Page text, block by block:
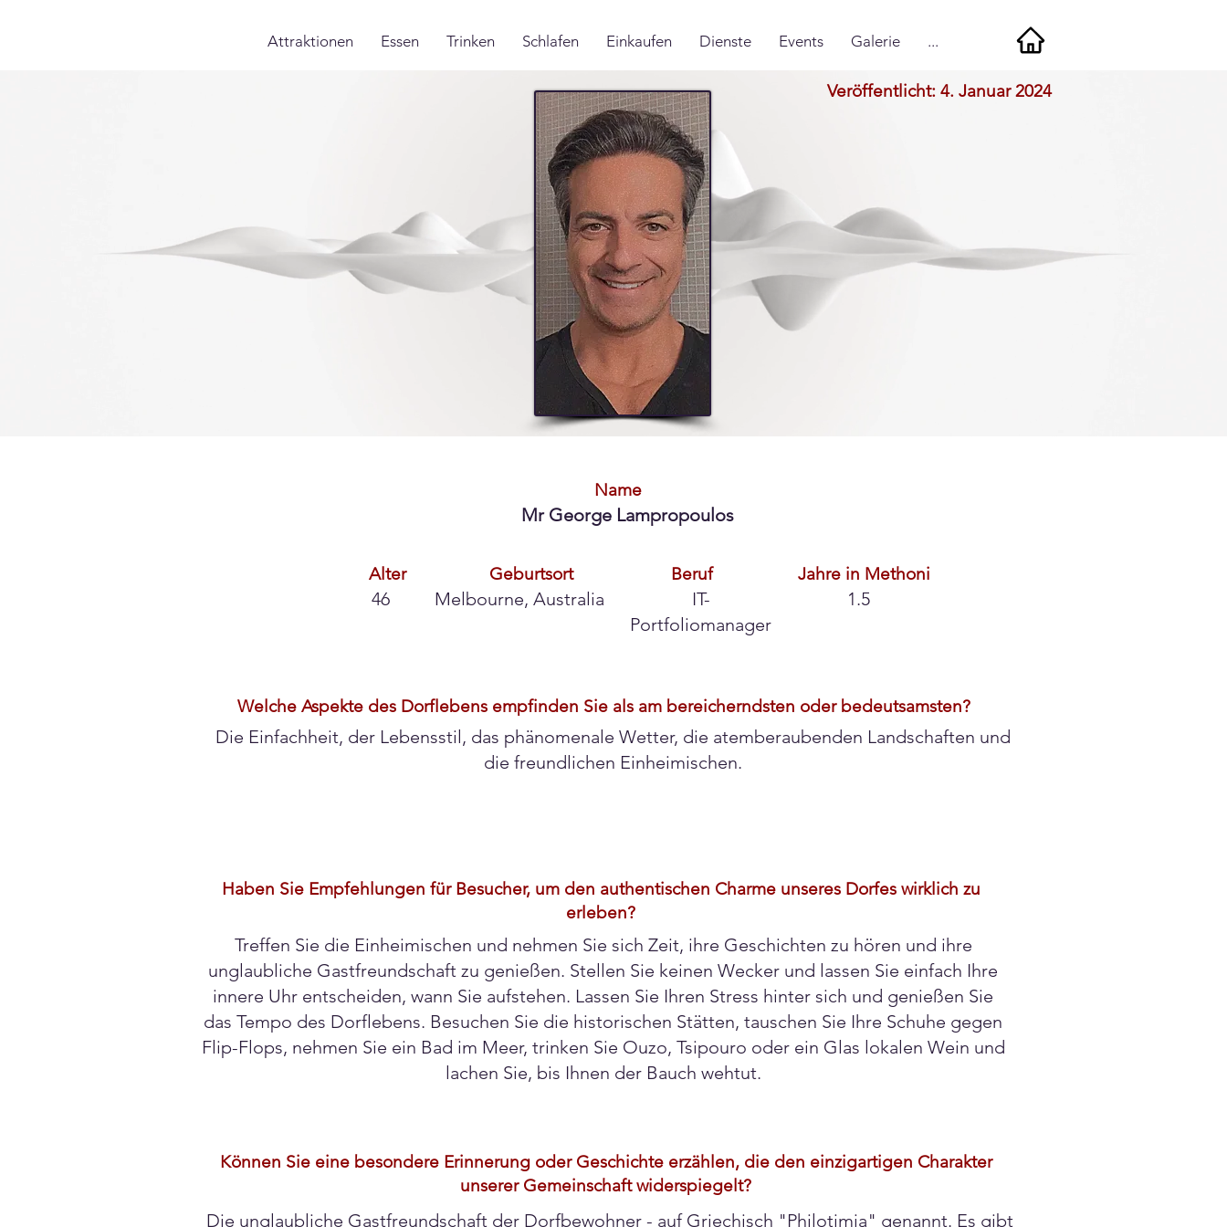
Attraktionen Essen Trinken Schlafen Einkaufen Dienste Events Galerie ...
Veröffentlicht: 4. Januar 2024
Name
Mr George Lampropoulos
Alter Geburtsort Beruf Jahre in Methoni
46 Melbourne, Australia
IT-
Portfoliomanager
1.5
Welche Aspekte des Dorflebens empfinden Sie als am bereicherndsten oder bedeutsamsten?
Die Einfachheit, der Lebensstil, das phänomenale Wetter, die atemberaubenden Landschaften und
die freundlichen Einheimischen.
Haben Sie Empfehlungen für Besucher, um den authentischen Charme unseres Dorfes wirklich zu
erleben?
Treffen Sie die Einheimischen und nehmen Sie sich Zeit, ihre Geschichten zu hören und ihre
unglaubliche Gastfreundschaft zu genießen. Stellen Sie keinen Wecker und lassen Sie einfach Ihre
innere Uhr entscheiden, wann Sie aufstehen. Lassen Sie Ihren Stress hinter sich und genießen Sie
das Tempo des Dorflebens. Besuchen Sie die historischen Stätten, tauschen Sie Ihre Schuhe gegen
Flip-Flops, nehmen Sie ein Bad im Meer, trinken Sie Ouzo, Tsipouro oder ein Glas lokalen Wein und
lachen Sie, bis Ihnen der Bauch wehtut.
Können Sie eine besondere Erinnerung oder Geschichte erzählen, die den einzigartigen Charakter
unserer Gemeinschaft widerspiegelt?
Die unglaubliche Gastfreundschaft der Dorfbewohner - auf Griechisch "Philotimia" genannt. Es gibt